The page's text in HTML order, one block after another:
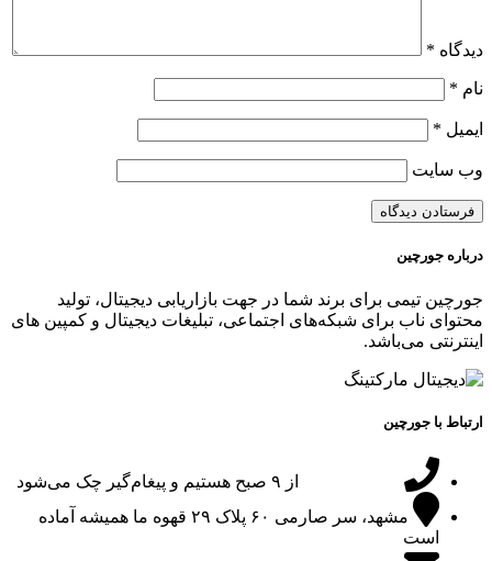
دیدگاه *
نام *
ایمیل *
وب‌ سایت
درباره جورچین
جورچین تیمی برای برند شما در جهت بازاریابی دیجیتال، تولید
محتوای ناب برای شبکه‌های اجتماعی، تبلیغات دیجیتال و کمپین های
اینترنتی می‌باشد.
ارتباط با جورچین
از ۹ صبح هستیم و پیغام‌گیر چک می‌شود
مشهد، سر صارمی ۶۰ پلاک ۲۹
قهوه ما همیشه آماده
است